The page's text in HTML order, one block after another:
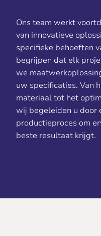
Ons team werkt
van innovatieve
specifieke behoeften
begrijpen dat elk
we
uw specificaties. Van
materiaal tot het
wij begeleiden u door
productieproces om
beste resultaat krijgt.